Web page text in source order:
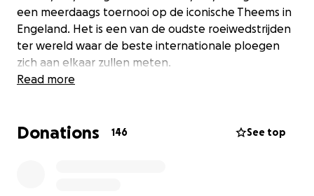
een meerdaags toernooi op de iconische Theems in
Engeland. Het is een van de oudste roeiwedstrijden
ter wereld waar de beste internationale ploegen
zich aan elkaar zullen meten.
vertegenwoordigen in het studentenveld op dit
Read more
Donations 146 See top